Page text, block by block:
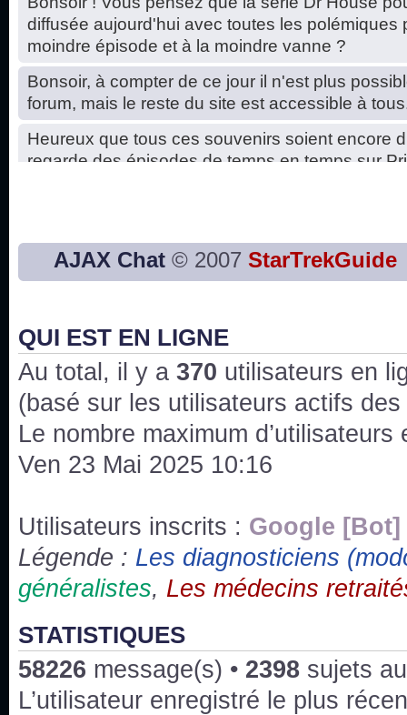
diffusée aujourd'hui avec toutes les polémiques
moindre épisode et à la moindre vanne ?
Bonsoir, à compter de ce jour il n'est plus
forum, mais le reste du site est accessible à
Heureux que tous ces souvenirs soient encore
regarde des épisodes de temps en temps sur
Bon, 2020, ça n'a pas trop marché. JE vous
issus des saisons 6; 7 et 8 !
Bonne année 2020 !
Bonne année 2019 !
Joyeux Noël !
Bonne année tout le monde !
Un peu de ménage, spams supprimés. Depuis
chaines françaises diffusent House, HD1 et
3x24 Human Error mais je suis pas sur
Bonjour j'aimerais que l'on m'aide à trouver un
qu'une personne fait un arrêt cardiaque mais
AJAX Chat © 2007 StarTrekGuide
QUI EST EN LIGNE
Au total, il y a 370 utilisateurs en
(basé sur les utilisateurs actifs
Le nombre maximum
Ven 23 Mai 2025 10:16
Utilisateurs inscrits : Google [Bot]
Légende : Les diagnosticiens
généralistes, Les médecins
STATISTIQUES
58226 message(s) • 2398 sujets
L’utilisateur enregistré le plus